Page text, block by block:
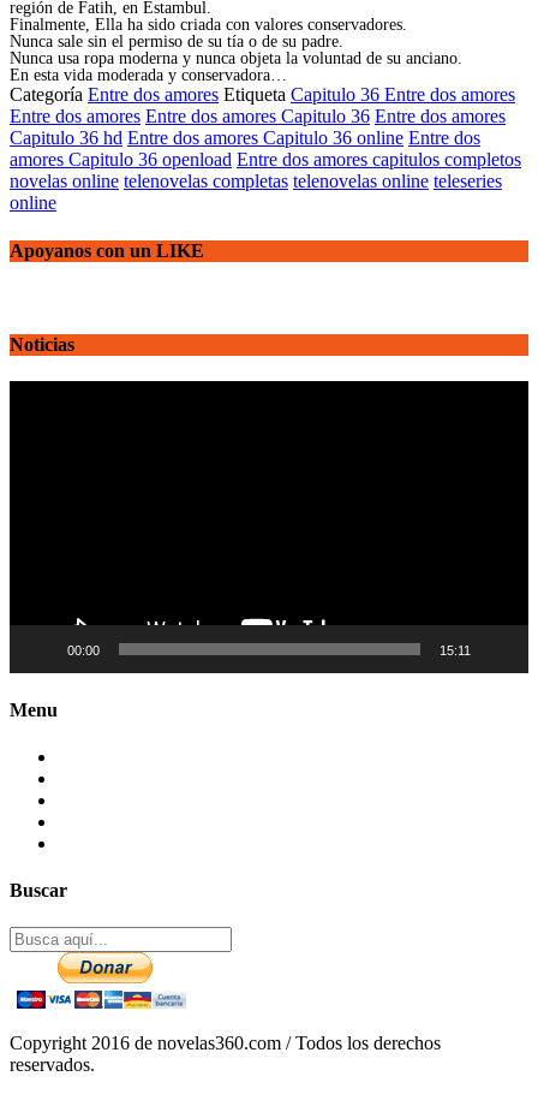
región de Fatih, en Estambul.
Finalmente, Ella ha sido criada con valores conservadores.
Nunca sale sin el permiso de su tía o de su padre.
Nunca usa ropa moderna y nunca objeta la voluntad de su anciano.
En esta vida moderada y conservadora…
Categoría Entre dos amores Etiqueta Capitulo 36 Entre dos amores
Entre dos amores Entre dos amores Capitulo 36 Entre dos amores
Capitulo 36 hd Entre dos amores Capitulo 36 online Entre dos
amores Capitulo 36 openload Entre dos amores capitulos completos
novelas online telenovelas completas telenovelas online teleseries
online
Apoyanos con un LIKE
Noticias
00:00 15:11
Menu
Buscar
Copyright 2016 de novelas360.com / Todos los derechos
reservados.